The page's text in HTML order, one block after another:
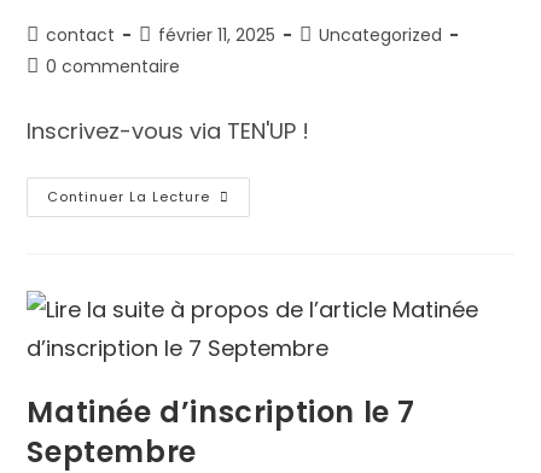
contact février 11, 2025
Uncategorized
0 commentaire
Inscrivez-vous via TEN'UP !
Continuer La Lecture
Matinée d’inscription le 7
Septembre